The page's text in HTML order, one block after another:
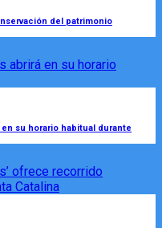
del patrimonio
su horario habitual durante